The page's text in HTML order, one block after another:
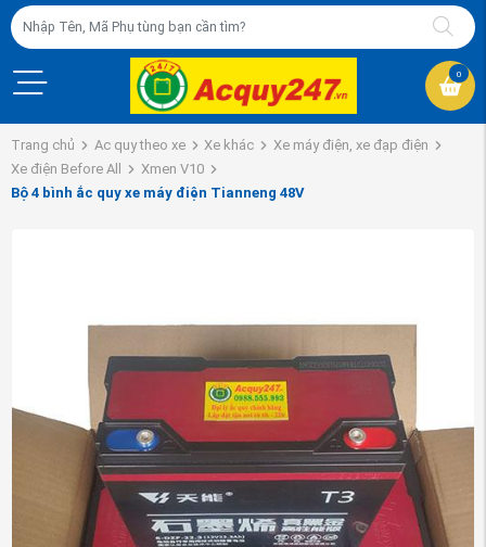
0
Trang chủ Ac quy theo xe Xe khác
Xe máy điện, xe đạp điện
Xe điện Before All
Xmen V10
Bộ 4 bình ắc quy xe máy điện Tianneng 48V